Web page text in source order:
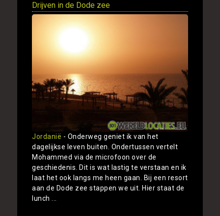
Drijven in de Dode zee
Jordanië - Onderweg geniet ik van het
dagelijkse leven buiten. Ondertussen vertelt
Mohammed via de microfoon over de
geschiedenis. Dit is wat lastig te verstaan en ik
laat het ook langs me heen gaan. Bij een resort
aan de Dode zee stappen we uit. Hier staat de
lunch ...